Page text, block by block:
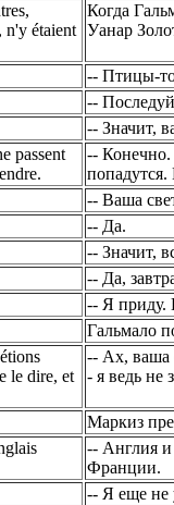
n'y étaient
Когда
Уанар
-- Птицы-
--
-- Значит,
passent
-- Конечно.
-- Ваша
-- Да.
-- Значит,
-- Да,
-- Я приду.
Гальмало
le dire, et
-- Ах, ваша
- я ведь не
Маркиз
-- Англия и
Франции.
-- Я еще не